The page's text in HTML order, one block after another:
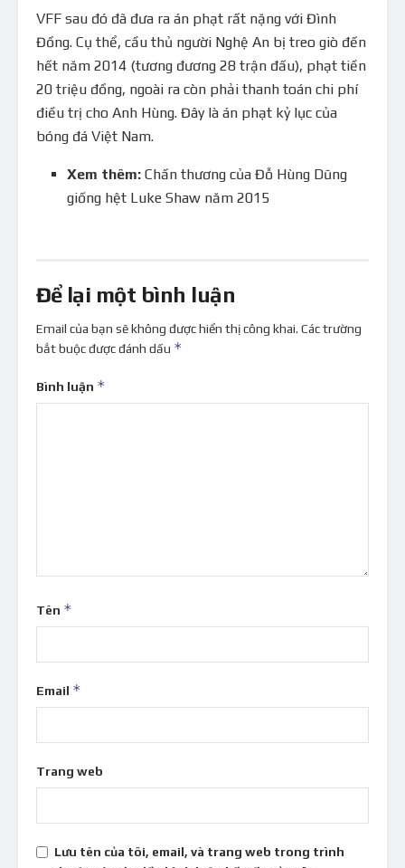
VFF sau đó đã đưa ra án phạt rất nặng với Đình
Đồng. Cụ thể, cầu thủ người Nghệ An bị treo giò đến
hết năm 2014 (tương đương 28 trận đấu), phạt tiền
20 triệu đồng, ngoài ra còn phải thanh toán chi phí
điều trị cho Anh Hùng. Đây là án phạt kỷ lục của
bóng đá Việt Nam.
Xem thêm: Chấn thương của Đỗ Hùng Dũng
giống hệt Luke Shaw năm 2015
Để lại một bình luận
Email của bạn sẽ không được hiển thị công khai. Các trường
bắt buộc được đánh dấu *
Bình luận *
Tên *
Email *
Trang web
Lưu tên của tôi, email, và trang web trong trình